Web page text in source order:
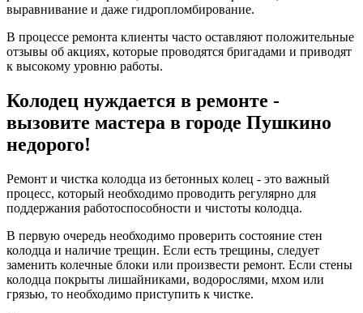
выравнивание и даже гидропломбирование.
В процессе ремонта клиенты часто оставляют положительные
отзывы об акциях, которые проводятся бригадами и приводят
к высокому уровню работы.
Колодец нуждается в ремонте -
вызовите мастера в городе Пушкино
недорого!
Ремонт и чистка колодца из бетонных колец - это важный
процесс, который необходимо проводить регулярно для
поддержания работоспособности и чистоты колодца.
В первую очередь необходимо проверить состояние стен
колодца и наличие трещин. Если есть трещины, следует
заменить колечные блоки или произвести ремонт. Если стены
колодца покрыты лишайниками, водорослями, мхом или
грязью, то необходимо приступить к чистке.